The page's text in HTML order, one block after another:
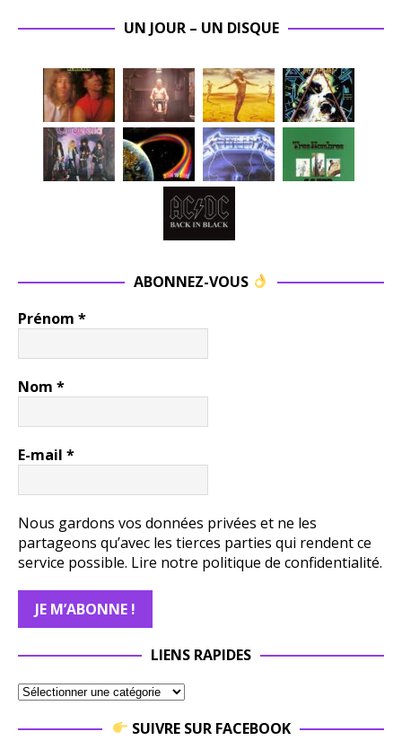
UN JOUR – UN DISQUE
ABONNEZ-VOUS
Prénom *
Nom *
E-mail *
Nous gardons vos données privées et ne les
partageons qu’avec les tierces parties qui rendent ce
service possible. Lire notre politique de confidentialité.
LIENS RAPIDES
SUIVRE SUR FACEBOOK